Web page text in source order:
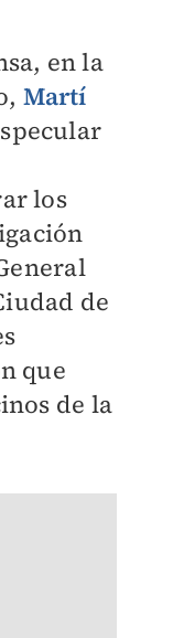
en la
Martí
los
de
que
de la